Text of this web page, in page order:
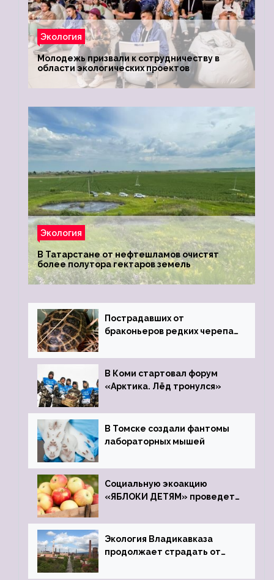
Экология
Молодежь призвали к сотрудничеству в
области экологических проектов
Экология
В Татарстане от нефтешламов очистят
более полутора гектаров земель
Пострадавших от
браконьеров редких черепах
зоопарк
В Коми стартовал форум
«Арктика. Лёд тронулся»
В Томске создали фантомы
лабораторных мышей
Социальную экоакцию
«ЯБЛОКИ ДЕТЯМ» проведет
Экология Владикавказа
продолжает страдать от